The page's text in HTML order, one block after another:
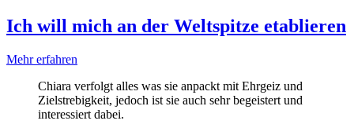
Ich will mich an der Weltspitze etablieren
Mehr erfahren
Chiara verfolgt alles was sie anpackt mit Ehrgeiz und
Zielstrebigkeit, jedoch ist sie auch sehr begeistert und
interessiert dabei.